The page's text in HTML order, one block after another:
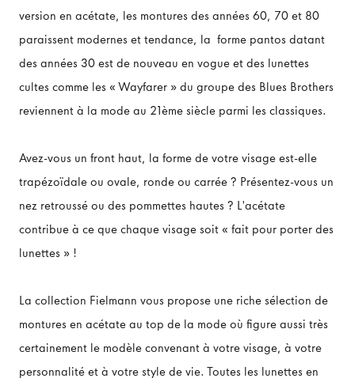
version en acétate, les montures des années 60, 70 et 80
paraissent modernes et tendance, la forme pantos datant
des années 30 est de nouveau en vogue et des lunettes
cultes comme les « Wayfarer » du groupe des Blues Brothers
reviennent à la mode au 21ème siècle parmi les classiques.
Avez-vous un front haut, la forme de votre visage est-elle
trapézoïdale ou ovale, ronde ou carrée ? Présentez-vous un
nez retroussé ou des pommettes hautes ? L'acétate
contribue à ce que chaque visage soit « fait pour porter des
lunettes » !
La collection Fielmann vous propose une riche sélection de
montures en acétate au top de la mode où figure aussi très
certainement le modèle convenant à votre visage, à votre
personnalité et à votre style de vie. Toutes les lunettes en